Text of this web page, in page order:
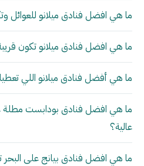
ما هي افضل فنادق ميلانو للعوائل
ما هي افضل فنادق ميلانو تكون
ما هي أفضل فنادق ميلانو اللي
ما هي افضل فنادق بودابست مطلة
عالية؟
ما هي افضل فنادق بيانج على البحر